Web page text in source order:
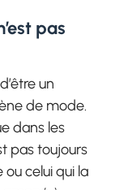
pas
un
de mode.
dans les
pas toujours
celui qui la